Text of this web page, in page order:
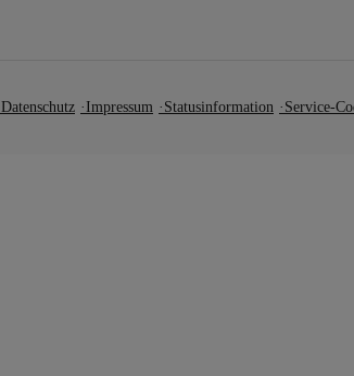
Datenschutz Impressum Statusinformation Service-